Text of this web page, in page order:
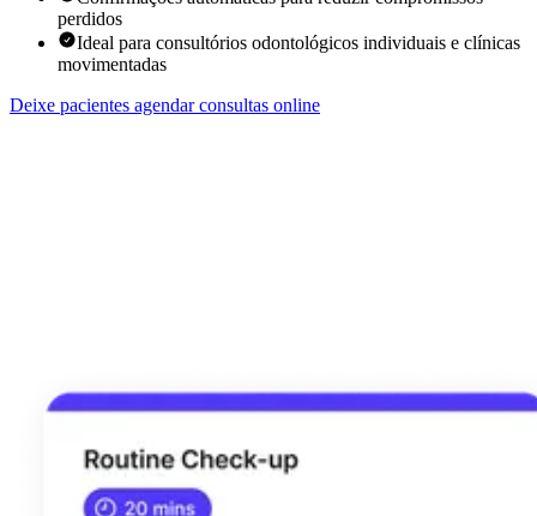
perdidos
Ideal para consultórios odontológicos individuais e clínicas
movimentadas
Deixe pacientes agendar consultas online